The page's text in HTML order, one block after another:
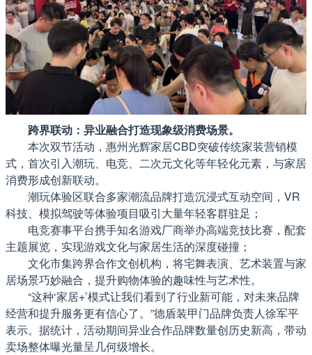
跨界联动：异业融合打造现象级消费场景。
本次双节活动，惠州光辉家居CBD突破传统家装营销模
式，首次引入潮玩、电竞、二次元文化等年轻化元素，与家居
消费形成创新联动。
潮玩体验区联合多家潮流品牌打造沉浸式互动空间，VR
科技、模拟驾驶等体验项目吸引大量年轻客群驻足；
电竞赛事平台携手知名游戏厂商举办高端竞技比赛，配套
主题展览，实现游戏文化与家居生活的深度碰撞；
文化市集跨界合作文创机构，将宅舞表演、艺术装置与家
居场景巧妙融合，提升购物体验的趣味性与艺术性。
“这种‘家居+’模式让我们看到了行业新可能，对未来品牌
经营和提升服务更有信心了。”德盾装甲门品牌负责人徐军平
表示。据统计，活动期间异业合作品牌数量创历史新高，带动
卖场整体曝光量呈几何级增长。